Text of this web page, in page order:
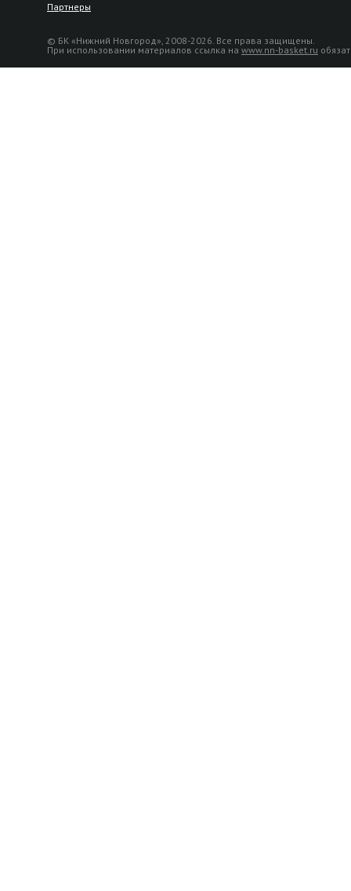
Партнеры
© БК «Нижний Новгород», 2008-2026. Все права защищены.
При использовании материалов ссылка на www.nn-basket.ru